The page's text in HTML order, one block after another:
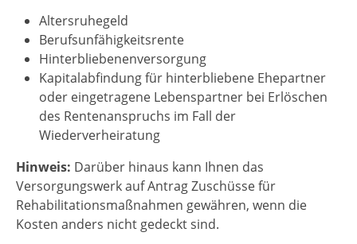
Altersruhegeld
Berufsunfähigkeitsrente
Hinterbliebenenversorgung
Kapitalabfindung für hinterbliebene Ehepartner
oder eingetragene Lebenspartner bei Erlöschen
des Rentenanspruchs im Fall der
Wiederverheiratung
Hinweis: Darüber hinaus kann Ihnen das
Versorgungswerk auf Antrag Zuschüsse für
Rehabilitationsmaßnahmen gewähren, wenn die
Kosten anders nicht gedeckt sind.